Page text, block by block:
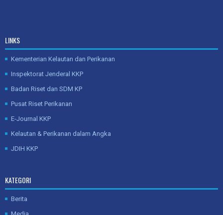
LINKS
Kementerian Kelautan dan Perikanan
Inspektorat Jenderal KKP
Badan Riset dan SDM KP
Pusat Riset Perikanan
E-Journal KKP
Kelautan & Perikanan dalam Angka
JDIH KKP
KATEGORI
Berita